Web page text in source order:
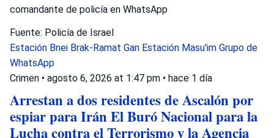
comandante de policía en WhatsApp
Fuente: Policía de Israel
Estación Bnei Brak-Ramat Gan Estación Masu'im Grupo de
WhatsApp
Crimen • agosto 6, 2026 at 1:47 pm • hace 1 día
Arrestan a dos residentes de Ascalón por
espiar para Irán El Buró Nacional para la
Lucha contra el Terrorismo y la Agencia